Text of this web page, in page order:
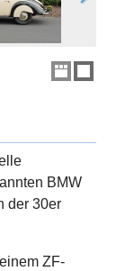
BMW
der 30er
ZF-